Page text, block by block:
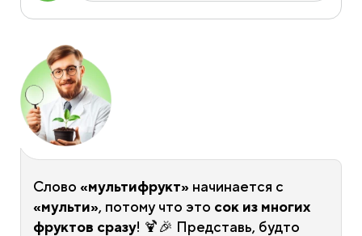
Слово «мультифрукт» начинается с
«мульти», потому что это сок из многих
фруктов сразу! 🍹🎉 Представь, будто